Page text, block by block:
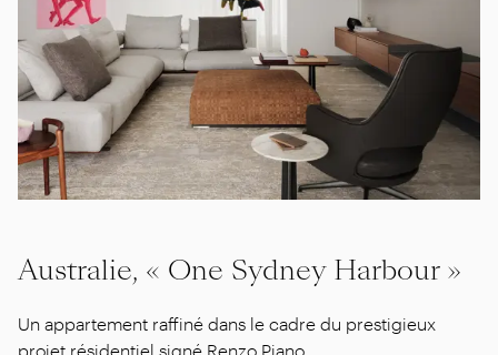
Australie, « One Sydney Harbour »
Un appartement raffiné dans le cadre du prestigieux
projet résidentiel signé Renzo Piano.